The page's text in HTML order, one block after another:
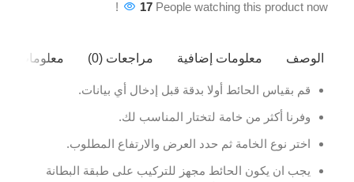
17 People watching this product now!
الوصف معلومات إضافية مراجعات (0) معلومات
قم بقياس الحائط أولا بدقة قبل إدخال أي بيانات.
وفرنا أكثر من خامة لتختار المناسب لك.
اختر نوع الخامة ثم حدد العرض والارتفاع المطلوب.
يجب ان يكون الحائط مجهز للتركيب على طبقة البطانة